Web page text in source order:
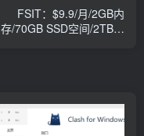
FSIT：$9.9/月/2GB内
存/70GB SSD空间/2TB流